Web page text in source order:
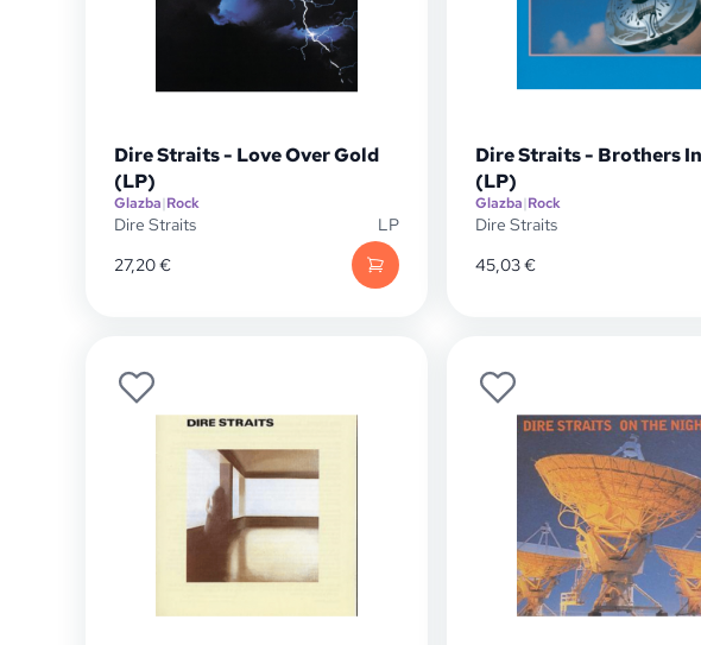
Dire Straits - Love Over Gold
(LP)
Glazba|Rock
Dire Straits
LP
27,20€
Dire Straits - Brothers
(LP)
Glazba|Rock
Dire Straits
45,03€